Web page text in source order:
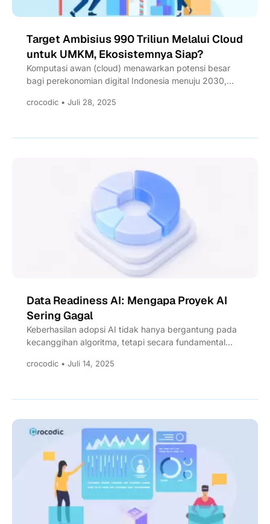
Target Ambisius 990 Triliun Melalui Cloud
untuk UMKM, Ekosistemnya Siap?
Komputasi awan (cloud) menawarkan potensi besar
bagi perekonomian digital Indonesia menuju 2030,
crocodic • Juli 28, 2025
Data Readiness AI: Mengapa Proyek AI
Sering Gagal
Keberhasilan adopsi AI tidak hanya bergantung pada
kecanggihan algoritma, tetapi secara fundamental
crocodic • Juli 14, 2025